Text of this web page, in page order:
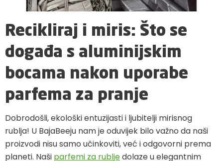
Recikliraj i miris: Što se
događa s aluminijskim
bocama nakon uporabe
parfema za pranje
Dobrodošli, ekološki entuzijasti i ljubitelji mirisnog
rublja! U BajaBeeju nam je oduvijek bilo važno da naši
proizvodi nisu samo učinkoviti, već i odgovorni prema
planeti. Naši parfemi za rubljedolaze u elegantnim